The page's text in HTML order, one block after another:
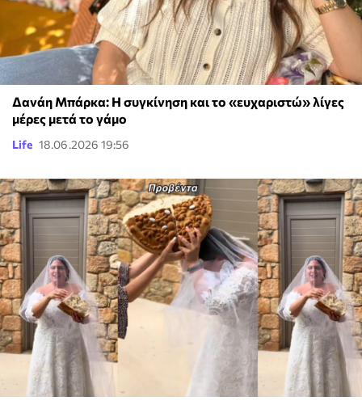
Δανάη Μπάρκα: Η συγκίνηση και το «ευχαριστώ» λίγες
μέρες μετά το γάμο
Life 18.06.2026 19:56